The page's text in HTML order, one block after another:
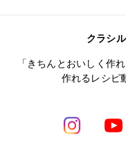
クラシ
「きちんとおいしく作
作れるレシピ